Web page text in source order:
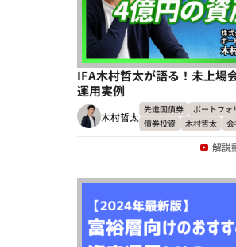
IFA木村哲太が語る！未上場
運用実例
木村哲太
先進国債券 ポートフォ
債券投資
木村哲太
解説